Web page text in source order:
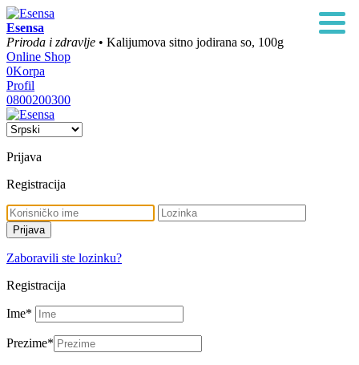
Esensa
Priroda i zdravlje • Kalijumova sitno jodirana so, 100g
Online Shop
0Korpa
Profil
0800200300
Prijava
Registracija
Zaboravili ste lozinku?
Registracija
Ime*
Prezime*